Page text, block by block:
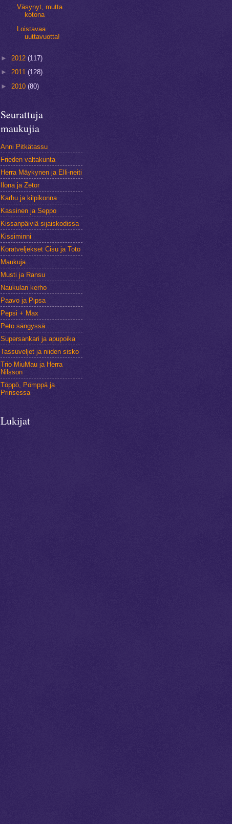
Väsynyt, mutta
kotona
Loistavaa
uuttavuotta!
► 2012 (117)
► 2011 (128)
► 2010 (80)
Seurattuja
maukujia
Anni Pitkätassu
Frieden valtakunta
Herra Mäykynen ja Elli-neiti
Ilona ja Zetor
Karhu ja kilpikonna
Kassinen ja Seppo
Kissanpäiviä sijaiskodissa
Kissiminni
Koratveljekset Cisu ja Toto
Maukuja
Musti ja Ransu
Naukulan kerho
Paavo ja Pipsa
Pepsi + Max
Peto sängyssä
Supersankari ja apupoika
Tassuveljet ja niiden sisko
Trio MiuMau ja Herra
Nilsson
Töppö, Pömppä ja
Prinsessa
Lukijat